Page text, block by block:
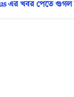
এর খবর পেতে